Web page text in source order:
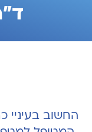
החשוב בעיניי